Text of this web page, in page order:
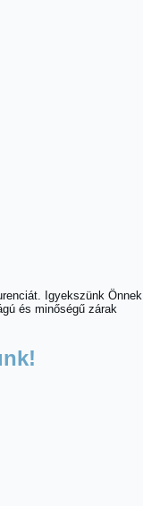
Igyekszünk Önnek
és minőségű zárak